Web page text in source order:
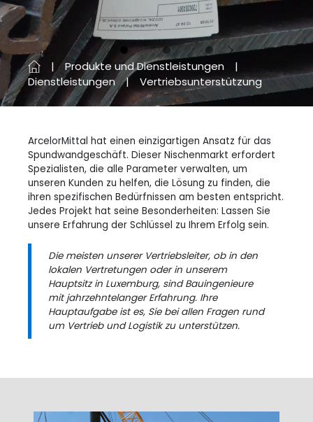
Vorherige Next
Produkte und Dienstleistungen
Dienstleistungen
Vertriebsunterstützung
ArcelorMittal hat einen einzigartigen Ansatz für das
Spundwandgeschäft. Dieser Nischenmarkt erfordert
Spezialisten, die alle Parameter verwalten, um
unseren Kunden zu helfen, die Lösung zu finden, die
ihren spezifischen Bedürfnissen am besten entspricht.
Jedes Projekt hat seine Besonderheiten: Lassen Sie
unsere Erfahrung der Schlüssel zu Ihrem Erfolg sein.
Die meisten unserer Vertriebsleiter, ob in den
lokalen Vertretungen oder in unserem
Hauptsitz in Luxemburg, sind Bauingenieure
mit jahrzehntelanger Erfahrung. Ihre
Hauptaufgabe ist es, Sie bei allen Fragen rund
um Vertrieb und Logistik zu unterstützen.